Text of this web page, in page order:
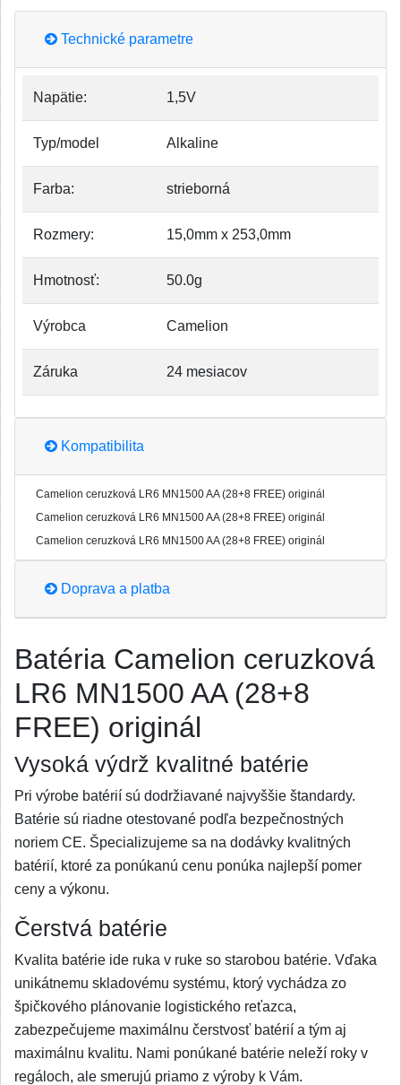
Technické parametre
Napätie: 1,5V
Typ/model Alkaline
Farba: strieborná
Rozmery: 15,0mm x 253,0mm
Hmotnosť: 50.0g
Výrobca Camelion
Záruka 24 mesiacov
Kompatibilita
Camelion ceruzková LR6 MN1500 AA (28+8 FREE) originál
Camelion ceruzková LR6 MN1500 AA (28+8 FREE) originál
Camelion ceruzková LR6 MN1500 AA (28+8 FREE) originál
Doprava a platba
Batéria Camelion ceruzková
LR6 MN1500 AA (28+8
FREE) originál
Vysoká výdrž kvalitné batérie
Pri výrobe batérií sú dodržiavané najvyššie štandardy.
Batérie sú riadne otestované podľa bezpečnostných
noriem CE. Špecializujeme sa na dodávky kvalitných
batérií, ktoré za ponúkanú cenu ponúka najlepší pomer
ceny a výkonu.
Čerstvá batérie
Kvalita batérie ide ruka v ruke so starobou batérie. Vďaka
unikátnemu skladovému systému, ktorý vychádza zo
špičkového plánovanie logistického reťazca,
zabezpečujeme maximálnu čerstvosť batérií a tým aj
maximálnu kvalitu. Nami ponúkané batérie neleží roky v
regáloch, ale smerujú priamo z výroby k Vám.